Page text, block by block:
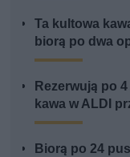
Ta kultowa
biorą po dwa
Rezerwują po
kawa w ALDI
Biorą po 24